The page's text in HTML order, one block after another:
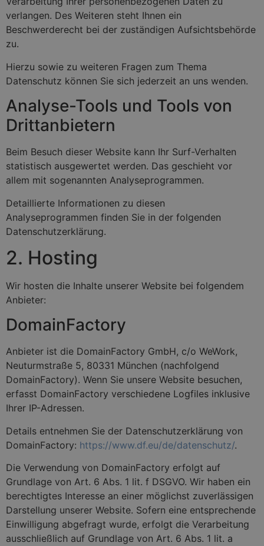
verlangen. Des Weiteren steht Ihnen ein
Beschwerderecht bei der zuständigen Aufsichtsbehörde
zu.
Hierzu sowie zu weiteren Fragen zum Thema
Datenschutz können Sie sich jederzeit an uns wenden.
Analyse-Tools und Tools von
Dritt­anbietern
Beim Besuch dieser Website kann Ihr Surf-Verhalten
statistisch ausgewertet werden. Das geschieht vor
allem mit sogenannten Analyseprogrammen.
Detaillierte Informationen zu diesen
Analyseprogrammen finden Sie in der folgenden
Datenschutzerklärung.
2. Hosting
Wir hosten die Inhalte unserer Website bei folgendem
Anbieter:
DomainFactory
Anbieter ist die DomainFactory GmbH, c/o WeWork,
Neuturmstraße 5, 80331 München (nachfolgend
DomainFactory). Wenn Sie unsere Website besuchen,
erfasst DomainFactory verschiedene Logfiles inklusive
Ihrer IP-Adressen.
Details entnehmen Sie der Datenschutzerklärung von
DomainFactory: https://www.df.eu/de/datenschutz/.
Die Verwendung von DomainFactory erfolgt auf
Grundlage von Art. 6 Abs. 1 lit. f DSGVO. Wir haben ein
berechtigtes Interesse an einer möglichst zuverlässigen
Darstellung unserer Website. Sofern eine entsprechende
Einwilligung abgefragt wurde, erfolgt die Verarbeitung
ausschließlich auf Grundlage von Art. 6 Abs. 1 lit. a